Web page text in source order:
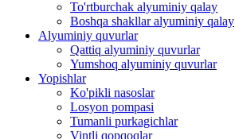
To'rtburchak alyuminiy qalay
Boshqa shakllar alyuminiy qalay
Alyuminiy quvurlar
Qattiq alyuminiy quvurlar
Yumshoq alyuminiy quvurlar
Yopishlar
Ko'pikli nasoslar
Losyon pompasi
Tumanli purkagichlar
Vintli qopqoqlar